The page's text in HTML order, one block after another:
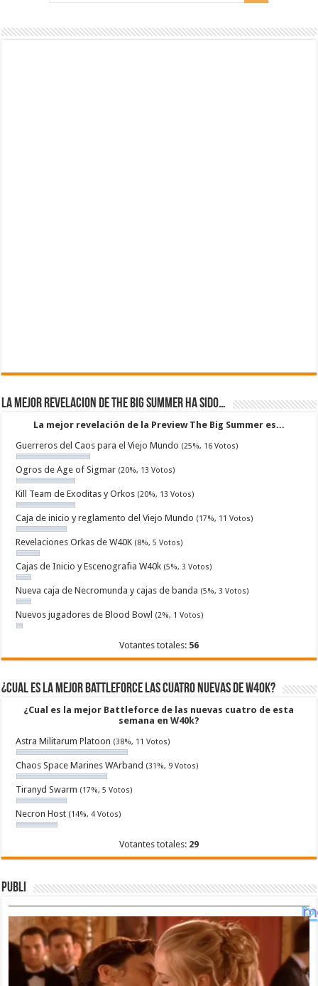
La mejor revelacion de The Big Summer ha sido…
La mejor revelación de la Preview The Big Summer es...
Guerreros del Caos para el Viejo Mundo (25%, 16 Votos)
Ogros de Age of Sigmar (20%, 13 Votos)
Kill Team de Exoditas y Orkos (20%, 13 Votos)
Caja de inicio y reglamento del Viejo Mundo (17%, 11 Votos)
Revelaciones Orkas de W40K (8%, 5 Votos)
Cajas de Inicio y Escenografia W40k (5%, 3 Votos)
Nueva caja de Necromunda y cajas de banda (5%, 3 Votos)
Nuevos jugadores de Blood Bowl (2%, 1 Votos)
Votantes totales: 56
¿Cual es la mejor Battleforce las cuatro nuevas de W40k?
¿Cual es la mejor Battleforce de las nuevas cuatro de esta
semana en W40k?
Astra Militarum Platoon (38%, 11 Votos)
Chaos Space Marines WArband (31%, 9 Votos)
Tiranyd Swarm (17%, 5 Votos)
Necron Host (14%, 4 Votos)
Votantes totales: 29
Publi